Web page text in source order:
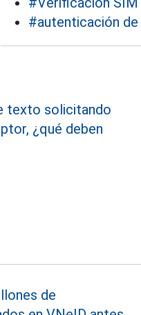
#autenticación